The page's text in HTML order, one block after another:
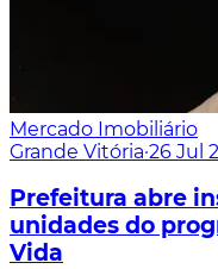
Mercado Imobiliário
Grande Vitória·26 Jul
Prefeitura abre
unidades do
Vida